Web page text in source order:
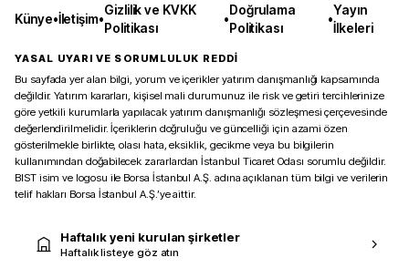
Künye•İletişim•
Gizlilik ve KVKK
Politikası
•
Doğrulama
Politikası
•
Yayın
İlkeleri
YASAL UYARI VE SORUMLULUK REDDİ
Bu sayfada yer alan bilgi, yorum ve içerikler yatırım danışmanlığı kapsamında
değildir. Yatırım kararları, kişisel mali durumunuz ile risk ve getiri tercihlerinize
göre yetkili kurumlarla yapılacak yatırım danışmanlığı sözleşmesi çerçevesinde
değerlendirilmelidir. İçeriklerin doğruluğu ve güncelliği için azami özen
gösterilmekle birlikte, olası hata, eksiklik, gecikme veya bu bilgilerin
kullanımından doğabilecek zararlardan İstanbul Ticaret Odası sorumlu değildir.
BIST isim ve logosu ile Borsa İstanbul A.Ş. adına açıklanan tüm bilgi ve verilerin
telif hakları Borsa İstanbul A.Ş.’ye aittir.
Haftalık yeni kurulan şirketler
Haftalık listeye göz atın